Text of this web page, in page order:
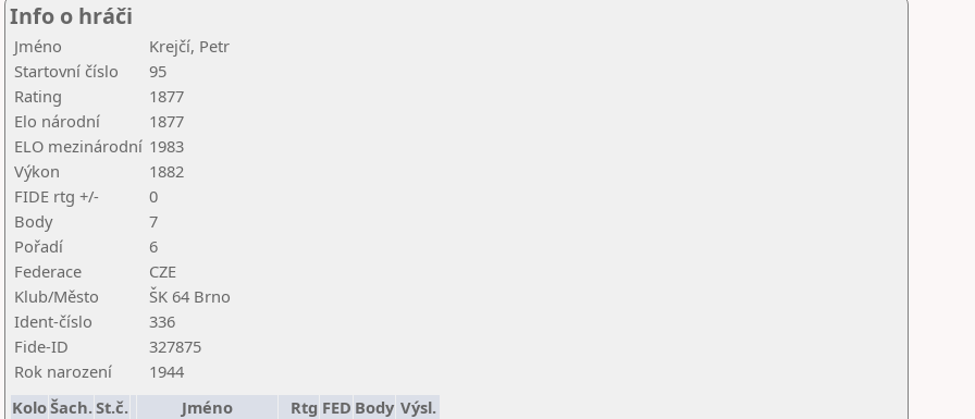
Info o hráči
Jméno
Krejčí, Petr
Startovní číslo
95
Rating
1877
Elo národní
1877
ELO mezinárodní 1983
Výkon
1882
FIDE rtg +/-
0
Body
7
Pořadí
6
Federace
CZE
Klub/Město
ŠK 64 Brno
Ident-číslo
336
Fide-ID
327875
Rok narození
1944
KoloŠach.St.č. Jméno Rtg FED Body Výsl.